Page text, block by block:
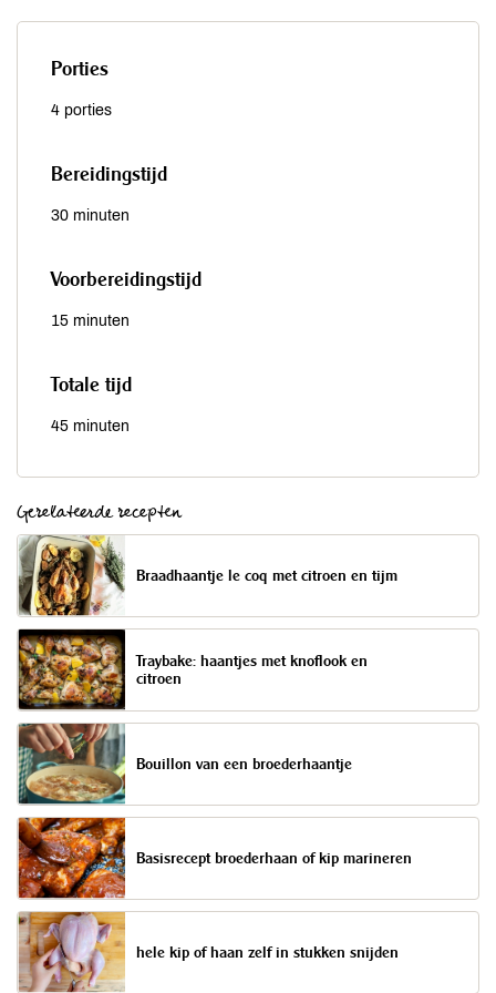
Porties
4 porties
Bereidingstijd
30 minuten
Voorbereidingstijd
15 minuten
Totale tijd
45 minuten
Gerelateerde recepten
Braadhaantje le coq met citroen en tijm
Traybake: haantjes met knoflook en
citroen
Bouillon van een broederhaantje
Basisrecept broederhaan of kip marineren
hele kip of haan zelf in stukken snijden